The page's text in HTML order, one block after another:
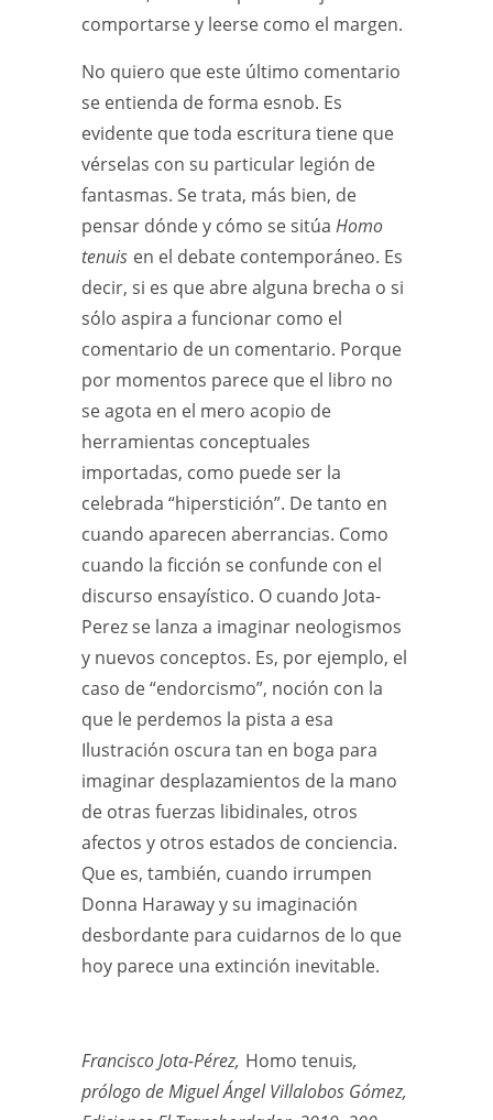
comportarse y leerse como el margen.
No quiero que este último comentario
se entienda de forma esnob. Es
evidente que toda escritura tiene que
vérselas con su particular legión de
fantasmas. Se trata, más bien, de
pensar dónde y cómo se sitúa Homo
tenuis en el debate contemporáneo. Es
decir, si es que abre alguna brecha o si
sólo aspira a funcionar como el
comentario de un comentario. Porque
por momentos parece que el libro no
se agota en el mero acopio de
herramientas conceptuales
importadas, como puede ser la
celebrada “hiperstición”. De tanto en
cuando aparecen aberrancias. Como
cuando la ficción se confunde con el
discurso ensayístico. O cuando Jota-
Perez se lanza a imaginar neologismos
y nuevos conceptos. Es, por ejemplo, el
caso de “endorcismo”, noción con la
que le perdemos la pista a esa
Ilustración oscura tan en boga para
imaginar desplazamientos de la mano
de otras fuerzas libidinales, otros
afectos y otros estados de conciencia.
Que es, también, cuando irrumpen
Donna Haraway y su imaginación
desbordante para cuidarnos de lo que
hoy parece una extinción inevitable.
Francisco Jota-Pérez, Homo tenuis,
prólogo de Miguel Ángel Villalobos Gómez,